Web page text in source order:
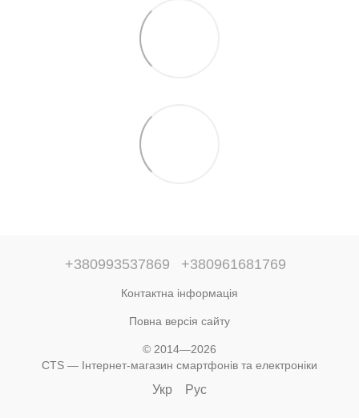
+380993537869 +380961681769
Контактна інформація
Повна версія сайту
© 2014—2026
CTS — Інтернет-магазин смартфонів та електроніки
Укр Рус